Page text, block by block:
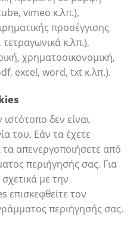
vimeo κ.λπ.),
προσέγγισης
κ.λπ.),
χρηματοοικονομική,
excel, word, txt κ.λπ.).
δεν είναι
του. Εάν τα έχετε
τα απενεργοποιήσετε από
περιήγησής σας. Για
με την
επισκεφθείτε τον
περιήγησής σας.